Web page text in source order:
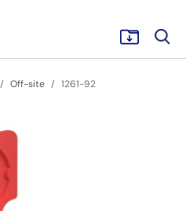
Off-site 1261-92